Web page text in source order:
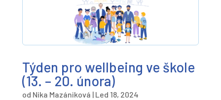
Týden pro wellbeing ve škole
(13. – 20. února)
od Nika Mazániková | Led 18, 2024